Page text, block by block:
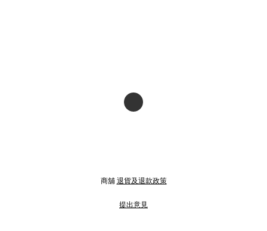
商舖 退貨及退款政策
提出意見